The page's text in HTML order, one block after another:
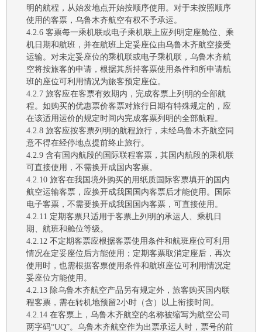
明的航程，从始发地点开始按顺序使用。对于未按照顺序
使用的客票， 乌鲁木齐航空有权不予承运。
4.2.6 客票每一乘机联或电子乘机联上应列明定座舱位、乘
机日期和航班，并在航班上定妥座位由乌鲁木齐航空接受
运输。对未定妥座位的乘机联或电子乘机联， 乌鲁木齐航
空将按旅客的申请，根据其所持客票使用条件和所申请航
班的座位可利用情况为旅客预定座位。
4.2.7 旅客应在客票有效期内，完成客票上列明的全部航
程。如购买的优惠票价客票对旅行日期有特殊规定的，应
在该适用运价的规定时间内完成客票列明的全部航程。
4.2.8 旅客应按客票列明的航程旅行，未经乌鲁木齐航空 同
意不得在经停地点提前终止旅行。
4.2.9 含有国内航段的国际联程客票，其国内航段的乘机联
可直接使用，不需换开成国内客票。
4.2.10 旅客在我国境外购买的用纸质国际客票填开的国内
航空运输客票，应换开成我国国内客票后才能使用。国际
电子客票，不需要换开成我国国内客票，可直接使用。
4.2.11 定期客票只适用于客票上列明的承运人、乘机日
期、航班和舱位等级。
4.2.12 不定期客票应根据客票使用条件和航班座位可利用
情况在定妥座位后方能使用 ； 定期客票取消定座后，再次
使用时，也需根据客票使用条件和航班座位可利用情况定
妥座位方能使用。
4.2.13 除乌鲁木齐航空产品另有规定外，旅客购买国内联
程客票，需在转机地预留2小时（含）以上衔接时间。
4.2.14 在客票上，乌鲁木齐航空的名称被缩写为航空公司
两字码“UQ”。乌鲁木齐航空作为出票承运人时，票号的前